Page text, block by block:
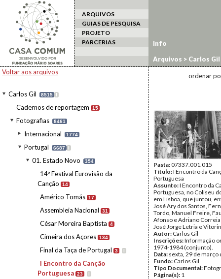
ARQUIVOS
GUIAS DE PESQUISA
PROJETO
PARCERIAS
Voltar aos arquivos
Carlos Gil 8515 I
Cadernos de reportagem 15
Fotografias 8461
Internacional 1774
Portugal 6687 I
01. Estado Novo 354
14º Festival Eurovisão da
Canção
14
Américo Tomás 17
Assembleia Nacional 31
César Moreira Baptista 4
Cimeira dos Açores 134
Final da Taça de Portugal 3 I
I Encontro da Canção
Portuguesa 23 I
Info
Arquivos > Carlos Gil
ordenar
Pasta:07337.001.015
Título:I Encontro da
Portuguesa
Assunto:I Encontro da
Portuguesa, no Coliseu
em Lisboa, que juntou,
José Ary dos Santos,
Tordo, Manuel Freire,
Afonso e Adriano
José Jorge Letria e
Autor: Carlos Gil
Inscrições:Informação
1974-1984 (conjunto).
Data: sexta, 29 de março
Fundo: Carlos Gil
Tipo Documental:
Página(s): 1